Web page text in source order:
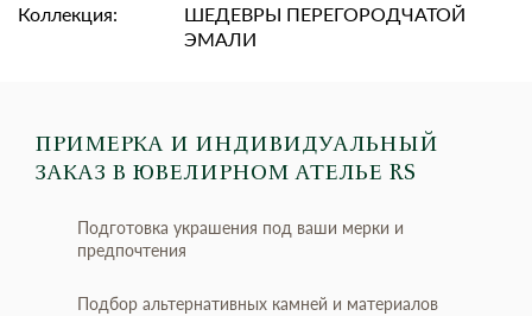
Коллекция:
ШЕДЕВРЫ ПЕРЕГОРОДЧАТОЙ
ЭМАЛИ
ПРИМЕРКА И ИНДИВИДУАЛЬНЫЙ
ЗАКАЗ В ЮВЕЛИРНОМ АТЕЛЬЕ RS
Подготовка украшения под ваши мерки и
предпочтения
Подбор альтернативных камней и материалов